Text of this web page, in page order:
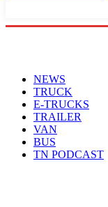
NEWS
TRUCK
E-TRUCKS
TRAILER
VAN
BUS
TN PODCAST